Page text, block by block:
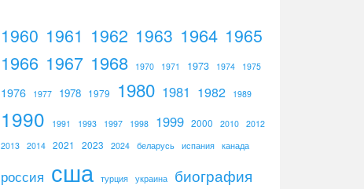
1960 1961 1962 1963 1964 1965
1966 1967 1968 1970 1971 1973 1974 1975
1976 1977 1978 1979 1980 1981 1982 1989
1990 1991 1993 1997 1998 1999 2000 2010
2012
2013
2014 2021 2023 2024 беларусь испания канада
россия сша турция украина биография